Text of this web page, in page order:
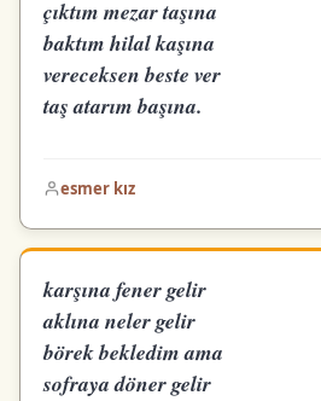
çıktım mezar taşına
baktım hilal kaşına
vereceksen beste ver
taş atarım başına.
esmer kız
karşına fener gelir
aklına neler gelir
börek bekledim ama
sofraya döner gelir